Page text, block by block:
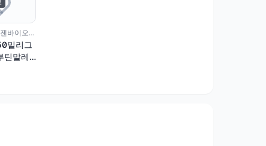
(주)에이프로젠바이오로직스
밀리그
틴말레